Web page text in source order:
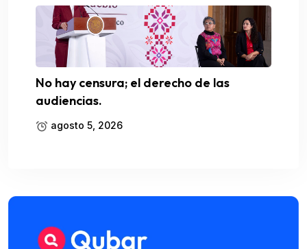
No hay censura; el derecho de las
audiencias.
agosto 5, 2026